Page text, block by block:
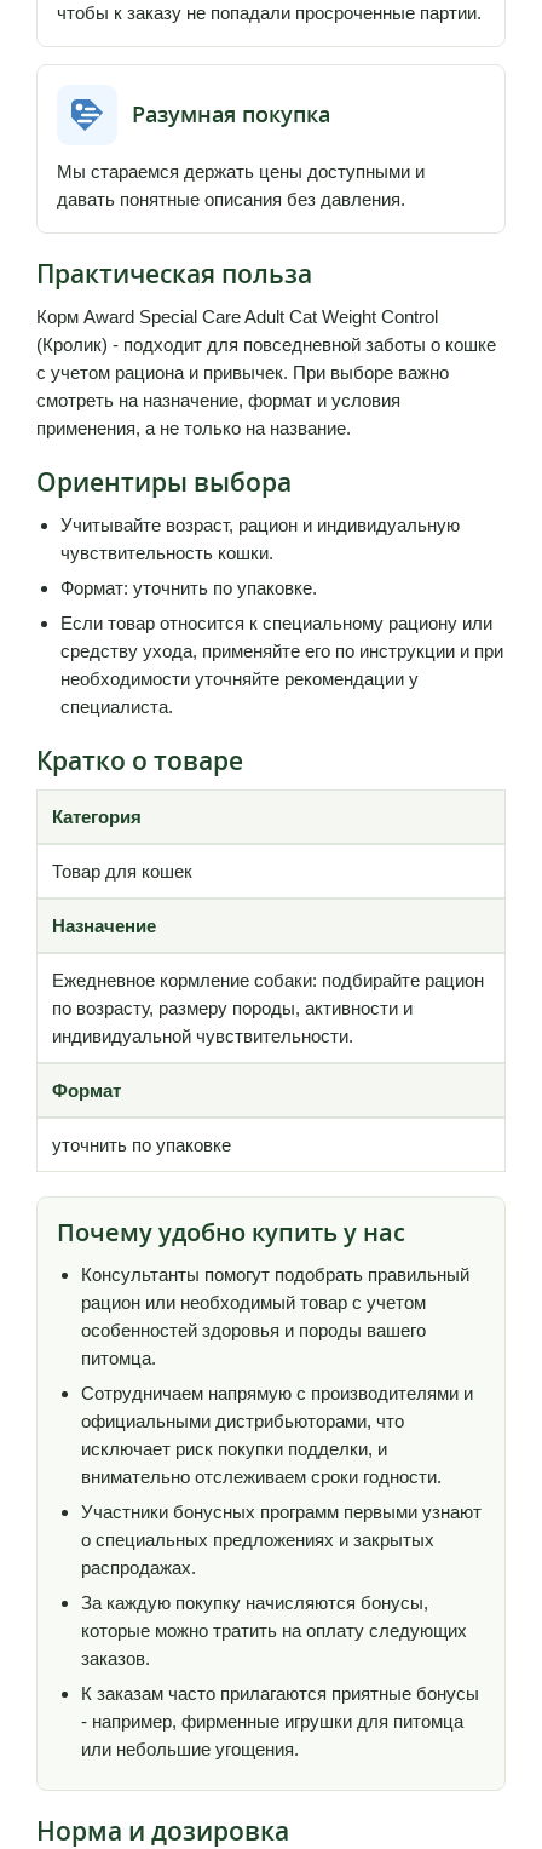
чтобы к заказу не попадали просроченные партии.
Разумная покупка
Мы стараемся держать цены доступными и
давать понятные описания без давления.
Практическая польза
Корм Award Special Care Adult Cat Weight Control
(Кролик) - подходит для повседневной заботы о кошке
с учетом рациона и привычек. При выборе важно
смотреть на назначение, формат и условия
применения, а не только на название.
Ориентиры выбора
Учитывайте возраст, рацион и индивидуальную
чувствительность кошки.
Формат: уточнить по упаковке.
Если товар относится к специальному рациону или
средству ухода, применяйте его по инструкции и при
необходимости уточняйте рекомендации у
специалиста.
Кратко о товаре
Категория
Товар для кошек
Назначение
Ежедневное кормление собаки: подбирайте рацион
по возрасту, размеру породы, активности и
индивидуальной чувствительности.
Формат
уточнить по упаковке
Почему удобно купить у нас
Консультанты помогут подобрать правильный
рацион или необходимый товар с учетом
особенностей здоровья и породы вашего
питомца.
Сотрудничаем напрямую с производителями и
официальными дистрибьюторами, что
исключает риск покупки подделки, и
внимательно отслеживаем сроки годности.
Участники бонусных программ первыми узнают
о специальных предложениях и закрытых
распродажах.
За каждую покупку начисляются бонусы,
которые можно тратить на оплату следующих
заказов.
К заказам часто прилагаются приятные бонусы
- например, фирменные игрушки для питомца
или небольшие угощения.
Норма и дозировка